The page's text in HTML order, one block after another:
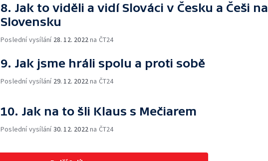
8. Jak to viděli a vidí Slováci v Česku a Češi na
Slovensku
Poslední vysílání 28. 12. 2022na ČT24
9. Jak jsme hráli spolu a proti sobě
Poslední vysílání 29. 12. 2022na ČT24
10. Jak na to šli Klaus s Mečiarem
Poslední vysílání30. 12. 2022na ČT24